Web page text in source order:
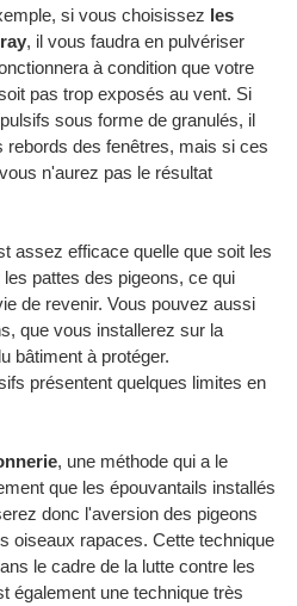
si vous choisissez les
, il vous faudra en pulvériser
à condition que votre
pas trop exposés au vent. Si
sous forme de granulés, il
rebords des fenêtres, mais si ces
n'aurez pas le résultat
assez efficace quelle que soit les
pattes des pigeons, ce qui
de revenir. Vous pouvez aussi
que vous installerez sur la
bâtiment à protéger.
présentent quelques limites en
, une méthode qui a le
que les épouvantails installés
donc l'aversion des pigeons
oiseaux rapaces. Cette technique
le cadre de la lutte contre les
également une technique très